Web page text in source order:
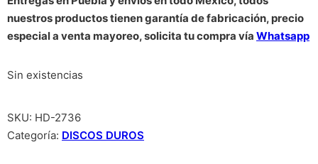
nuestros productos tienen garantía de fabricación, precio
especial a venta mayoreo, solicita tu compra vía Whatsapp
Sin existencias
SKU: HD-2736
Categoría: DISCOS DUROS